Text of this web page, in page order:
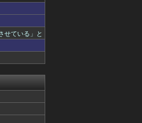
せている」と